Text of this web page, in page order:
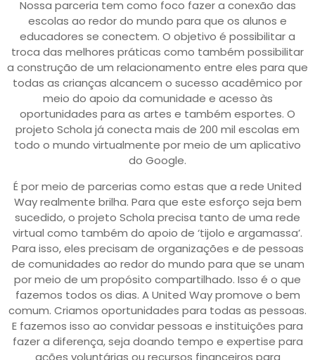
Nossa parceria tem como foco fazer a conexão das
escolas ao redor do mundo para que os alunos e
educadores se conectem. O objetivo é possibilitar a
troca das melhores práticas como também possibilitar
a construção de um relacionamento entre eles para que
todas as crianças alcancem o sucesso acadêmico por
meio do apoio da comunidade e acesso às
oportunidades para as artes e também esportes. O
projeto Schola já conecta mais de 200 mil escolas em
todo o mundo virtualmente por meio de um aplicativo
do Google.
É por meio de parcerias como estas que a rede United
Way realmente brilha. Para que este esforço seja bem
sucedido, o projeto Schola precisa tanto de uma rede
virtual como também do apoio de ‘tijolo e argamassa’.
Para isso, eles precisam de organizações e de pessoas
de comunidades ao redor do mundo para que se unam
por meio de um propósito compartilhado. Isso é o que
fazemos todos os dias. A United Way promove o bem
comum. Criamos oportunidades para todas as pessoas.
E fazemos isso ao convidar pessoas e instituições para
fazer a diferença, seja doando tempo e expertise para
ações voluntárias ou recursos financeiros para